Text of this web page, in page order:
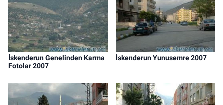
İskenderun Genelinden Karma
Fotolar 2007
İskenderun Yunusemre 2007